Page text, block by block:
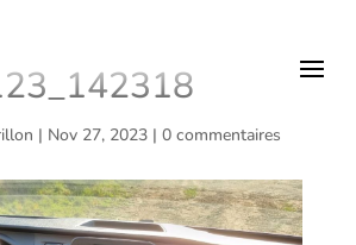
| Nov 27, 2023| 0 commentaires